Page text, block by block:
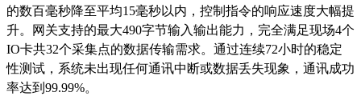
的数百毫秒降至平均15毫秒以内，控制指令的响应速度大幅提
升。网关支持的最大490字节输入输出能力，完全满足现场4个
IO卡共32个采集点的数据传输需求。通过连续72小时的稳定
性测试，系统未出现任何通讯中断或数据丢失现象，通讯成功
率达到99.99%。